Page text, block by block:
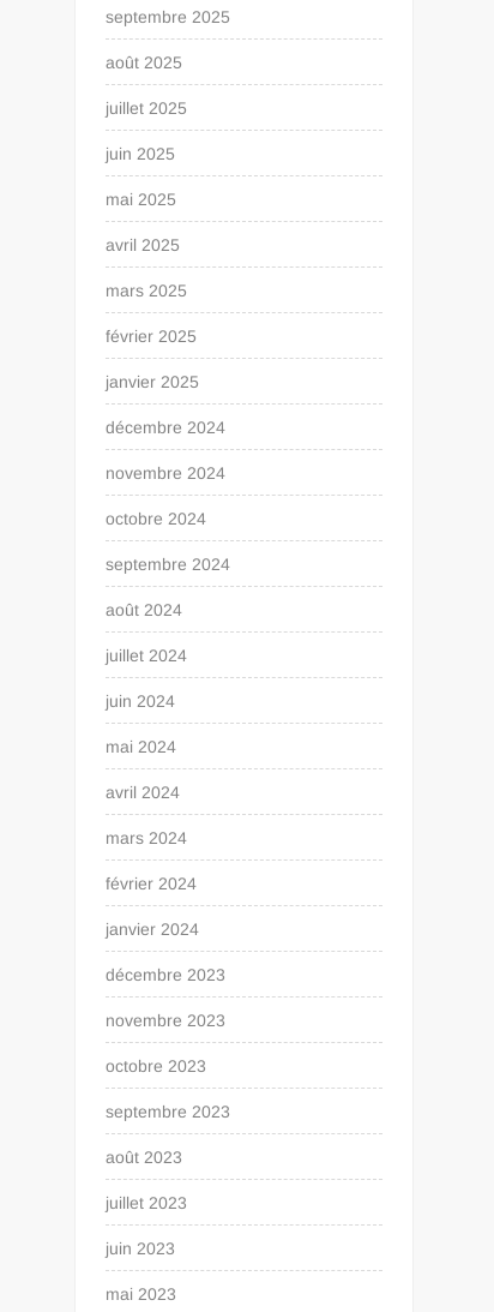
septembre 2025
août 2025
juillet 2025
juin 2025
mai 2025
avril 2025
mars 2025
février 2025
janvier 2025
décembre 2024
novembre 2024
octobre 2024
septembre 2024
août 2024
juillet 2024
juin 2024
mai 2024
avril 2024
mars 2024
février 2024
janvier 2024
décembre 2023
novembre 2023
octobre 2023
septembre 2023
août 2023
juillet 2023
juin 2023
mai 2023